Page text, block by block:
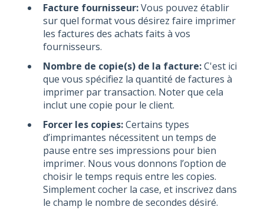
Facture fournisseur:Vous pouvez établir
sur quel format vous désirez faire imprimer
les factures des achats faits à vos
fournisseurs.
Nombre de copie(s) de la facture:C'est ici
que vous spécifiez la quantité de factures à
imprimer par transaction. Noter que cela
inclut une copie pour le client.
Forcer les copies:Certains types
d’imprimantes nécessitent un temps de
pause entre ses impressions pour bien
imprimer. Nous vous donnons l’option de
choisir le temps requis entre les copies.
Simplement cocher la case, et inscrivez dans
le champ le nombre de secondes désiré.